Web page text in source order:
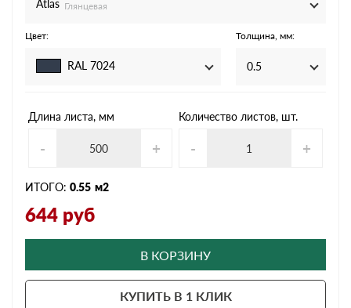
Atlas Глянцевая
Цвет:
RAL 7024
Толщина, мм:
0.5
Длина листа, мм
- +
Количество листов, шт.
- +
ИТОГО: 0.55 м2
644 руб
В КОРЗИНУ
КУПИТЬ В 1 КЛИК